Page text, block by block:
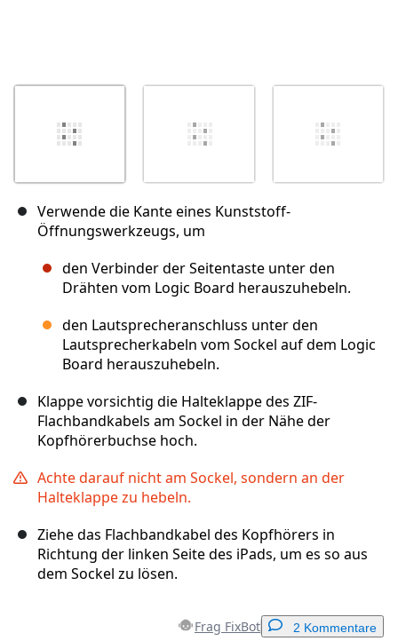
Verwende die Kante eines Kunststoff-
Öffnungswerkzeugs, um
den Verbinder der Seitentaste unter den
Drähten vom Logic Board herauszuhebeln.
den Lautsprecheranschluss unter den
Lautsprecherkabeln vom Sockel auf dem Logic
Board herauszuhebeln.
Klappe vorsichtig die Halteklappe des ZIF-
Flachbandkabels am Sockel in der Nähe der
Kopfhörerbuchse hoch.
Achte darauf nicht am Sockel, sondern an der
Halteklappe zu hebeln.
Ziehe das Flachbandkabel des Kopfhörers in
Richtung der linken Seite des iPads, um es so aus
dem Sockel zu lösen.
Frag FixBot 2 Kommentare